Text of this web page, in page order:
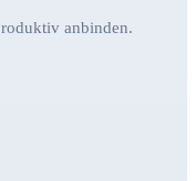
anbinden.